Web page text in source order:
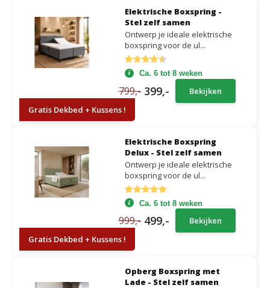
Gratis Dekbed + Kussens !
Elektrische Boxspring -
Stel zelf samen
Ontwerp je ideale elektrische
boxspring voor de ul...
Ca. 6 tot 8 weken
799,- 399,- Bekijken
Gratis Dekbed + Kussens !
Elektrische Boxspring
Delux - Stel zelf samen
Ontwerp je ideale elektrische
boxspring voor de ul...
Ca. 6 tot 8 weken
999,- 499,- Bekijken
Opberg Boxspring met
Lade - Stel zelf samen